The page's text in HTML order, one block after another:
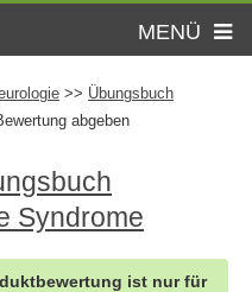
MENÜ
>> Übungsbuch
abgeben
Syndrome
ist nur für